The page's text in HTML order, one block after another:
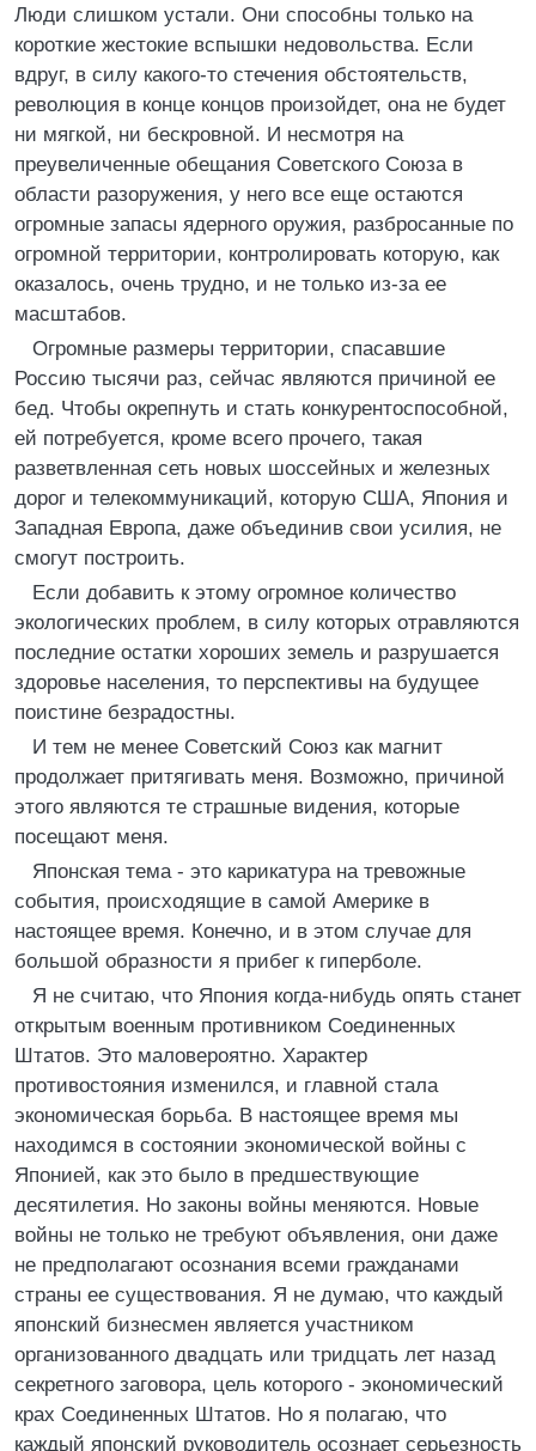
Люди слишком устали. Они способны только на
короткие жестокие вспышки недовольства. Если
вдруг, в силу какого-то стечения обстоятельств,
революция в конце концов произойдет, она не будет
ни мягкой, ни бескровной. И несмотря на
преувеличенные обещания Советского Союза в
области разоружения, у него все еще остаются
огромные запасы ядерного оружия, разбросанные по
огромной территории, контролировать которую, как
оказалось, очень трудно, и не только из-за ее
масштабов.
Огромные размеры территории, спасавшие
Россию тысячи раз, сейчас являются причиной ее
бед. Чтобы окрепнуть и стать конкурентоспособной,
ей потребуется, кроме всего прочего, такая
разветвленная сеть новых шоссейных и железных
дорог и телекоммуникаций, которую США, Япония и
Западная Европа, даже объединив свои усилия, не
смогут построить.
Если добавить к этому огромное количество
экологических проблем, в силу которых отравляются
последние остатки хороших земель и разрушается
здоровье населения, то перспективы на будущее
поистине безрадостны.
И тем не менее Советский Союз как магнит
продолжает притягивать меня. Возможно, причиной
этого являются те страшные видения, которые
посещают меня.
Японская тема - это карикатура на тревожные
события, происходящие в самой Америке в
настоящее время. Конечно, и в этом случае для
большой образности я прибег к гиперболе.
Я не считаю, что Япония когда-нибудь опять станет
открытым военным противником Соединенных
Штатов. Это маловероятно. Характер
противостояния изменился, и главной стала
экономическая борьба. В настоящее время мы
находимся в состоянии экономической войны с
Японией, как это было в предшествующие
десятилетия. Но законы войны меняются. Новые
войны не только не требуют объявления, они даже
не предполагают осознания всеми гражданами
страны ее существования. Я не думаю, что каждый
японский бизнесмен является участником
организованного двадцать или тридцать лет назад
секретного заговора, цель которого - экономический
крах Соединенных Штатов. Но я полагаю, что
каждый японский руководитель осознает серьезность